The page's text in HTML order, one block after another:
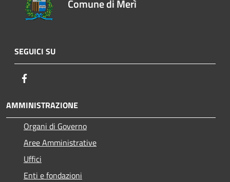
Comune di Merì
SEGUICI SU
AMMINISTRAZIONE
Organi di Governo
Aree Amministrative
Uffici
Enti e fondazioni